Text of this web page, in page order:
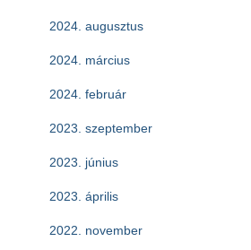
2024. augusztus
2024. március
2024. február
2023. szeptember
2023. június
2023. április
2022. november